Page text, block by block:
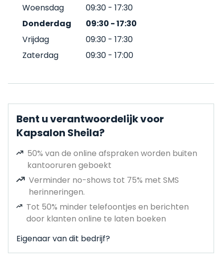
Woensdag
09:30 - 17:30
Donderdag
09:30 -17:30
Vrijdag
09:30 - 17:30
Zaterdag
09:30 - 17:00
Bent u verantwoordelijk voor
Kapsalon Sheila?
50% van de online afspraken worden buiten
kantooruren geboekt
Verminder no-shows tot 75% met SMS
herinneringen.
Tot 50% minder telefoontjes en berichten
door klanten online te laten boeken
Eigenaar van dit bedrijf?